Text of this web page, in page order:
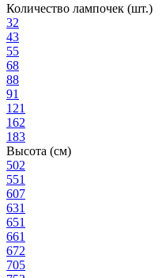
Количество лампочек (шт.)
32
43
55
68
88
91
121
162
183
Высота (см)
502
551
607
631
651
661
672
705